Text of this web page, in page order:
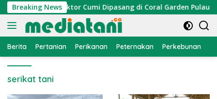
Langsung
ke
konten
Breaking News
Nelayan, Atraktor Cumi Dipasang di Coral Garden Pulau
Berita Pertanian Perikanan Peternakan Perkebunan
serikat tani